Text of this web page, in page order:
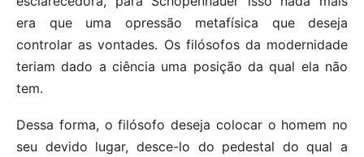
era que uma opressão metafísica que deseja
controlar as vontades. Os filósofos da modernidade
teriam dado a ciência uma posição da qual ela não
tem.
Dessa forma, o filósofo deseja colocar o homem no
seu devido lugar, desce-lo do pedestal do qual a